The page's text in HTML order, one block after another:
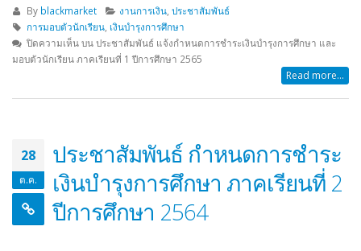
By blackmarket งานการเงิน ,ประชาสัมพันธ์
การมอบตัวนักเรียน, เงินบำรุงการศึกษา
ปิดความเห็นบน ประชาสัมพันธ์ แจ้งกำหนดการชำระเงินบำรุงการศึกษา และ
มอบตัวนักเรียน ภาคเรียนที่ 1 ปีการศึกษา 2565
Read more...
28
ต.ค.
ประชาสัมพันธ์ กำหนดการชำระ
เงินบำรุงการศึกษา ภาคเรียนที่ 2
ปีการศึกษา 2564